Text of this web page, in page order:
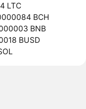
LTC
BCH
BNB
BUSD